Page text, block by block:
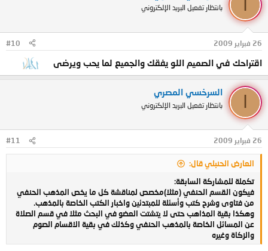
بانتظار تفعيل البريد الإلكتروني
26 فبراير 2009 #10
اقتراحك في الصميم اللو يفقك والجميع لما يحب ويرضى
السرخسي المصري
بانتظار تفعيل البريد الإلكتروني
26 فبراير 2009 #11
العارض الحنبلي قال:
تكملة للمشاركة السابقة:
فيكون القسم الحنفي (مثلا)مخصص لمناقشة كل ما يخص المذهب الحنفي
من فتاوى وشرح كتب وأسئلة للمبتدئين واخبار الكتب الخاصة بالمذهب.
وهكذا بقية المذاهب حتى لا يتشتت العضو في البحث مثلا في قسم الصلاة
عن المسائل الخاصة بالمذهب الحنفي وكذلك في بقية الاقسام الصوم
والزكاة وغيره